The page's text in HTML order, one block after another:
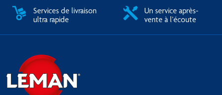
Services de livraison
ultra rapide
Un service après-
vente à l’écoute